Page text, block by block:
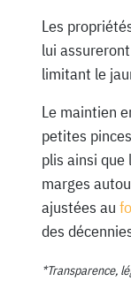
Les
lui
limitant le
Le maintien
petites
plis ainsi que
marges
ajustées au
des
*Transparence,